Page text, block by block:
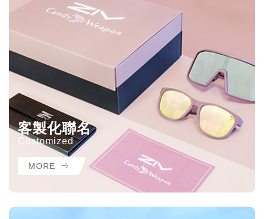
客製化聯名
Customized
MORE